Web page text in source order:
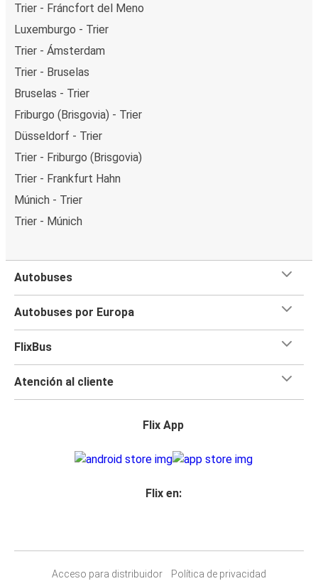
Trier - Fráncfort del Meno
Luxemburgo - Trier
Trier - Ámsterdam
Trier - Bruselas
Bruselas - Trier
Friburgo (Brisgovia) - Trier
Düsseldorf - Trier
Trier - Friburgo (Brisgovia)
Trier - Frankfurt Hahn
Múnich - Trier
Trier - Múnich
Autobuses
Autobuses por Europa
FlixBus
Atención al cliente
Flix App
Flix en:
Acceso para distribuidor
Política de privacidad